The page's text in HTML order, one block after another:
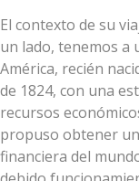
El contexto de su
un lado, tenemos a
América, recién
de 1824, con una
recursos
propuso obtener
financiera del